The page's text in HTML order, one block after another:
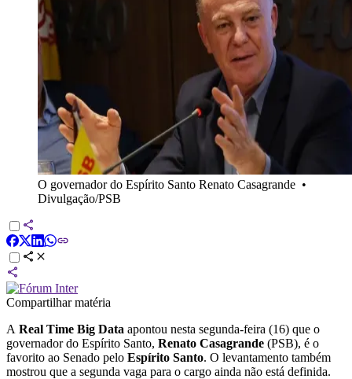
O governador do Espírito Santo Renato Casagrande •
Divulgação/PSB
Compartilhar matéria
A Real Time Big Data apontou nesta segunda-feira (16) que o
governador do Espírito Santo, Renato Casagrande (PSB), é o
favorito ao Senado pelo Espírito Santo. O levantamento também
mostrou que a segunda vaga para o cargo ainda não está definida.